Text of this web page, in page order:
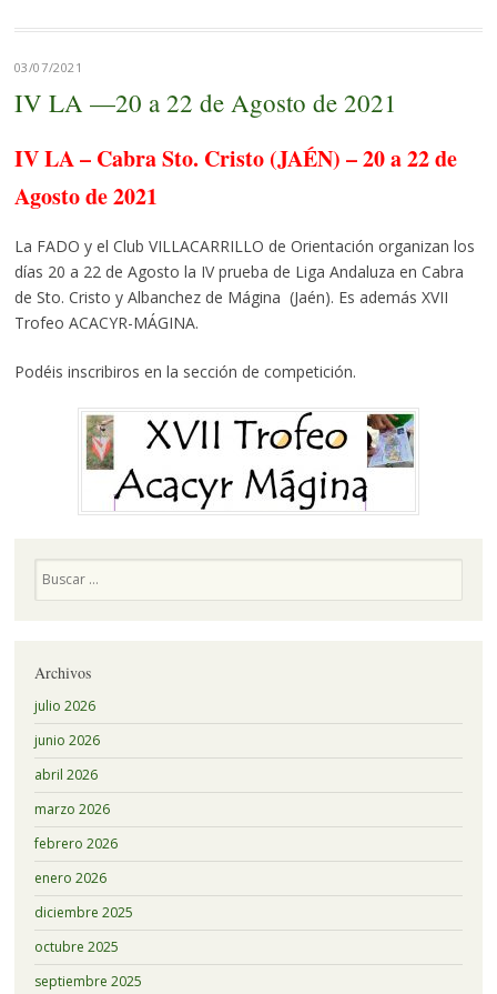
03/07/2021
IV LA —20 a 22 de Agosto de 2021
IV LA – Cabra Sto. Cristo (JAÉN) – 20 a 22 de
Agosto de 2021
La FADO y el Club VILLACARRILLO de Orientación organizan los
días 20 a 22 de Agosto la IV prueba de Liga Andaluza en Cabra
de Sto. Cristo y Albanchez de Mágina (Jaén). Es además XVII
Trofeo ACACYR-MÁGINA.
Podéis inscribiros en la sección de competición.
Archivos
julio 2026
junio 2026
abril 2026
marzo 2026
febrero 2026
enero 2026
diciembre 2025
octubre 2025
septiembre 2025